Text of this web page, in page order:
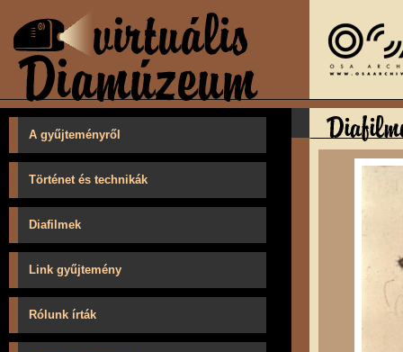
A gyűjteményről
Történet és technikák
Diafilmek
Link gyűjtemény
Rólunk írták